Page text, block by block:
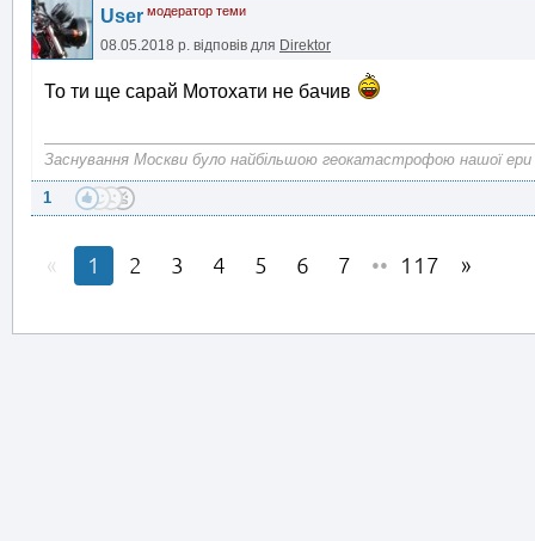
User модератор теми
08.05.2018 р. відповів для Direktor
То ти ще сарай Мотохати не бачив
Заснування Москви було найбільшою геокатастрофою нашої ери
1
1 2 3 4 5 6 7 •• 117